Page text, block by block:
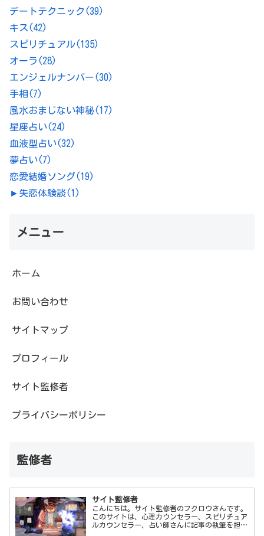
デートテクニック (39)
キス (42)
スピリチュアル(135)
オーラ (28)
エンジェルナンバー(30)
手相(7)
風水おまじない神秘(17)
星座占い(24)
血液型占い(32)
夢占い(7)
恋愛結婚ソング(19)
► 失恋体験談(1)
メニュー
ホーム
お問い合わせ
サイトマップ
プロフィール
サイト監修者
プライバシーポリシー
監修者
サイト監修者
こんにちは。サイト監修者のフクロウさんです。
このサイトは、心理カウンセラー、スピリチュア
ルカウンセラー、占い師さんに記事の執筆を担当